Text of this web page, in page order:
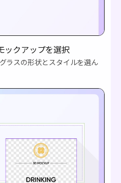
ックアップを選択
ラスの形状とスタイルを選ん